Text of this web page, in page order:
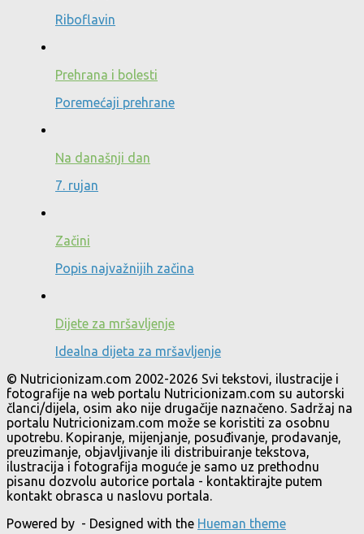
Riboflavin
Prehrana i bolesti
Poremećaji prehrane
Na današnji dan
7. rujan
Začini
Popis najvažnijih začina
Dijete za mršavljenje
Idealna dijeta za mršavljenje
© Nutricionizam.com 2002-2026 Svi tekstovi, ilustracije i
fotografije na web portalu Nutricionizam.com su autorski
članci/dijela, osim ako nije drugačije naznačeno. Sadržaj na
portalu Nutricionizam.com može se koristiti za osobnu
upotrebu. Kopiranje, mijenjanje, posuđivanje, prodavanje,
preuzimanje, objavljivanje ili distribuiranje tekstova,
ilustracija i fotografija moguće je samo uz prethodnu
pisanu dozvolu autorice portala - kontaktirajte putem
kontakt obrasca u naslovu portala.
Powered by - Designed with the Hueman theme